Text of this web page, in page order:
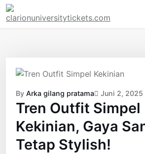
Skip
to
By Arka gilang pratama Juni 2, 2025
Tren Outfit Simpel
Kekinian, Gaya
Tetap Stylish!